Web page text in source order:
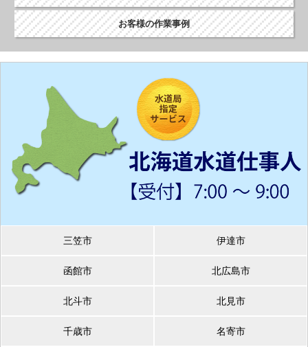
お客様の作業事例
三笠市 伊達市
函館市 北広島市
北斗市 北見市
千歳市 名寄市